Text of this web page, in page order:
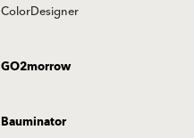
ColorDesigner
GO2morrow
Bauminator